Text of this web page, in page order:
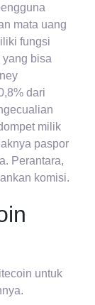
mata uang
fungsi
bisa
dari
milik
paspor
Perantara,
komisi.
untuk